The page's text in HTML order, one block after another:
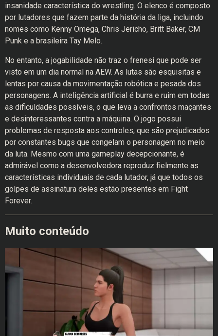
insanidade característica do wrestling. O elenco é composto
por lutadores que fazem parte da história da liga, incluindo
nomes como Kenny Omega, Chris Jericho, Britt Baker, CM
Punk e a brasileira Tay Melo.
No entanto, a jogabilidade não traz o frenesi que pode ser
visto em um dia normal na AEW. As lutas são esquisitas e
lentas por causa da movimentação robótica e pesada dos
personagens. A inteligência artificial é burra e ruim em todas
as dificuldades possíveis, o que leva a confrontos maçantes
e desinteressantes contra a máquina. O jogo possui
problemas de resposta aos controles, que são prejudicados
por constantes bugs que congelam o personagem no meio
da luta. Mesmo com uma gameplay decepcionante, é
admirável como a desenvolvedora reproduz fielmente as
características individuais de cada lutador, já que todos os
golpes de assinatura deles estão presentes em Fight
Forever.
Muito conteúdo